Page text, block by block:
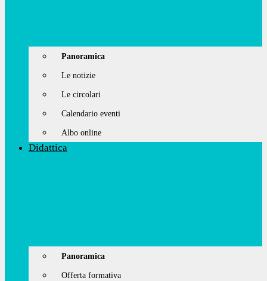
Panoramica
Le notizie
Le circolari
Calendario eventi
Albo online
Didattica
Panoramica
Offerta formativa